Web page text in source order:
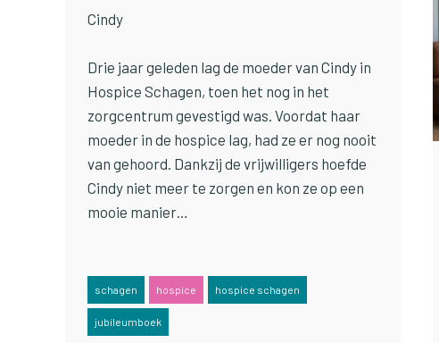
Cindy
Drie jaar geleden lag de moeder van Cindy in
Hospice Schagen, toen het nog in het
zorgcentrum gevestigd was. Voordat haar
moeder in de hospice lag, had ze er nog nooit
van gehoord. Dankzij de vrijwilligers hoefde
Cindy niet meer te zorgen en kon ze op een
mooie manier…
schagen hospice hospice schagen
jubileumboek